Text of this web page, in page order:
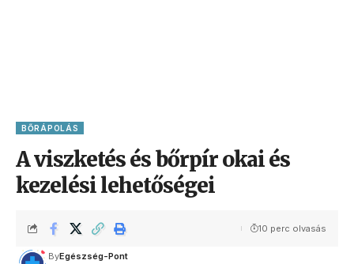
BŐRÁPOLÁS
A viszketés és bőrpír okai és
kezelési lehetőségei
ByEgészség-Pont
10 perc olvasás